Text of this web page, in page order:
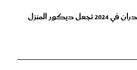
ألوان مفضلة لطلاء الجدران في 2024 تجعل ديكور المنزل